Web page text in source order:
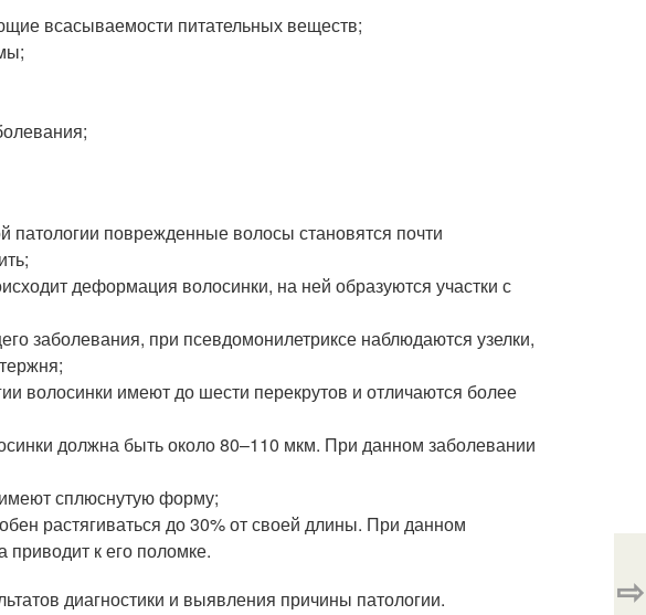
всасываемости питательных веществ;
поврежденные волосы становятся почти
деформация волосинки, на ней образуются участки с
заболевания, при псевдомонилетриксе наблюдаются узелки,
волосинки имеют до шести перекрутов и отличаются более
должна быть около 80–110 мкм. При данном заболевании
сплюснутую форму;
растягиваться до 30% от своей длины. При данном
приводит к его поломке.
диагностики и выявления причины патологии.
⇨